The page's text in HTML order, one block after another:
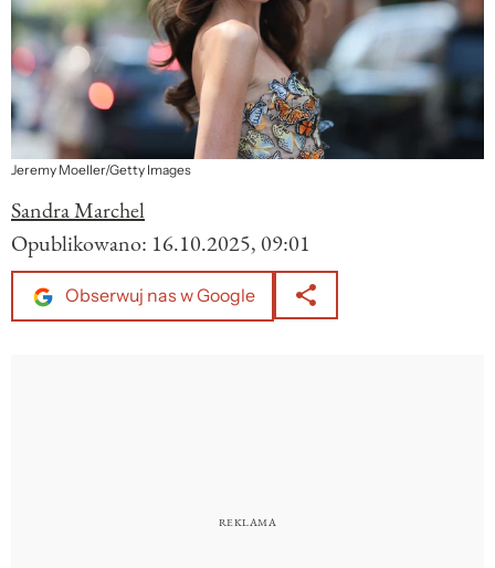
Jeremy Moeller/Getty Images
Sandra Marchel
Opublikowano: 16.10.2025, 09:01
Obserwuj nas w Google